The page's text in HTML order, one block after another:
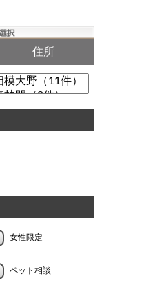
住所
女性限定
ペット相談